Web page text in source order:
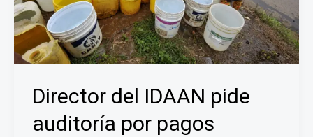
del
Canal
de
Panama
Director del IDAAN pide
auditoría por pagos